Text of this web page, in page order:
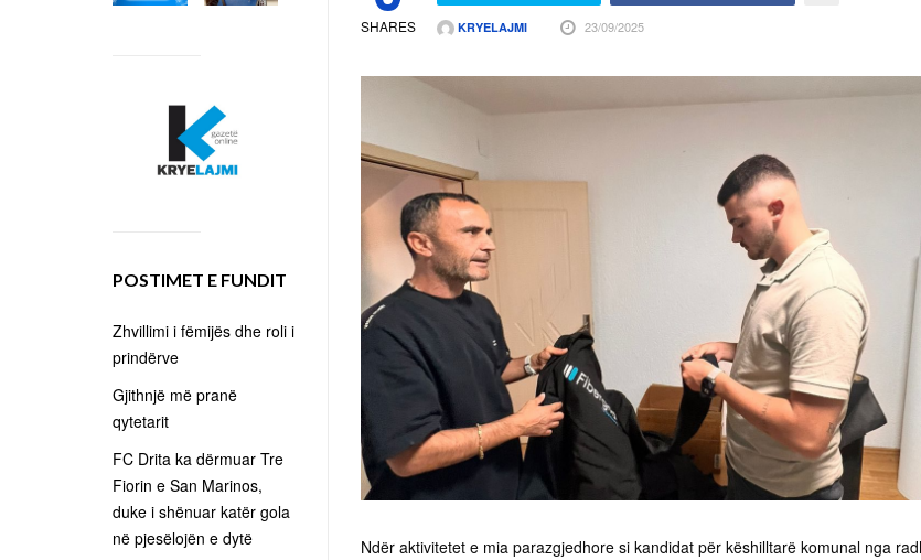
SHARES KRYELAJMI 23/09/2025
Ndër aktivitetet e mia parazgjedhore si kandidat për këshilltarë komunal nga
POSTIMET E FUNDIT
Zhvillimi i fëmijës dhe roli i
prindërve
Gjithnjë më pranë
qytetarit
FC Drita ka dërmuar Tre
Fiorin e San Marinos,
duke i shënuar katër gola
në pjesëlojën e dytë